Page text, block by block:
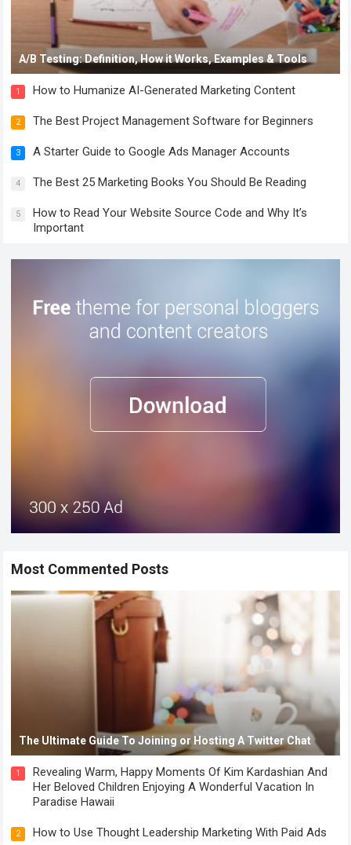
A/B Testing: Definition, How it Works, Examples & Tools
1 How to Humanize AI-Generated Marketing Content
2 The Best Project Management Software for Beginners
3 A Starter Guide to Google Ads Manager Accounts
4 The Best 25 Marketing Books You Should Be Reading
5
How to Read Your Website Source Code and Why It’s
Important
Most Commented Posts
The Ultimate Guide To Joining or Hosting A Twitter Chat
1
Revealing Warm, Happy Moments Of Kim Kardashian And
Her Beloved Children Enjoying A Wonderful Vacation In
Paradise Hawaii
2 How to Use Thought Leadership Marketing With Paid Ads